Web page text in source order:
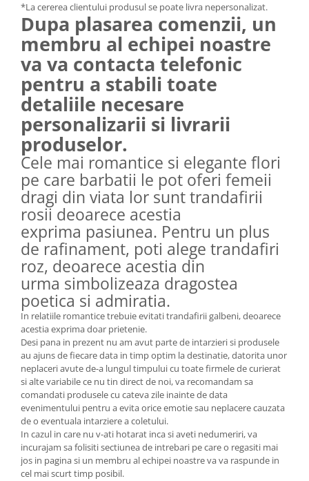
*La cererea clientului produsul se poate livra nepersonalizat.
Dupa plasarea comenzii, un
membru al echipei noastre
va va contacta telefonic
pentru a stabili toate
detaliile necesare
personalizarii si livrarii
produselor.
Cele mai romantice si elegante flori
pe care barbatii le pot oferi femeii
dragi din viata lor sunt trandafirii
rosii deoarece acestia
exprima pasiunea. Pentru un plus
de rafinament, poti alege trandafiri
roz, deoarece acestia din
urma simbolizeaza dragostea
poetica si admiratia.
In relatiile romantice trebuie evitati trandafirii galbeni, deoarece
acestia exprima doar prietenie.
Desi pana in prezent nu am avut parte de intarzieri si produsele
au ajuns de fiecare data in timp optim la destinatie, datorita unor
neplaceri avute de-a lungul timpului cu toate firmele de curierat
si alte variabile ce nu tin direct de noi, va recomandam sa
comandati produsele cu cateva zile inainte de data
evenimentului pentru a evita orice emotie sau neplacere cauzata
de o eventuala intarziere a coletului.
In cazul in care nu v-ati hotarat inca si aveti nedumeriri, va
incurajam sa folisiti sectiunea de intrebari pe care o regasiti mai
jos in pagina si un membru al echipei noastre va va raspunde in
cel mai scurt timp posibil.